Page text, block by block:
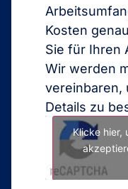
Kosten
Sie für Ihren
Wir werden
vereinbaren,
Details zu
Klicke hier,